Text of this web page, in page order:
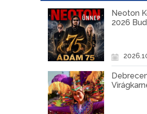
Neoton
2026